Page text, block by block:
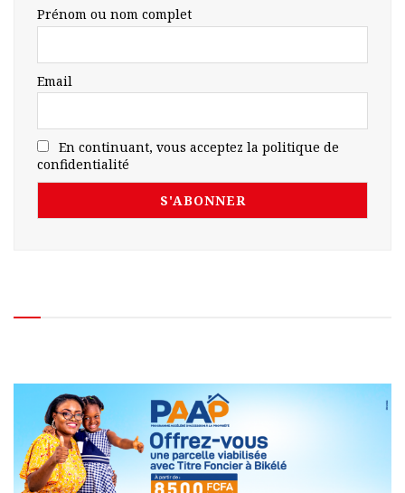
Prénom ou nom complet
Email
En continuant, vous acceptez la politique de
confidentialité